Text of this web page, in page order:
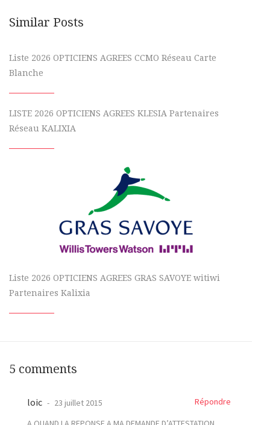
Similar Posts
Liste 2026 OPTICIENS AGREES CCMO Réseau Carte
Blanche
LISTE 2026 OPTICIENS AGREES KLESIA Partenaires
Réseau KALIXIA
Liste 2026 OPTICIENS AGREES GRAS SAVOYE witiwi
Partenaires Kalixia
5 comments
loic 23 juillet 2015
Répondre